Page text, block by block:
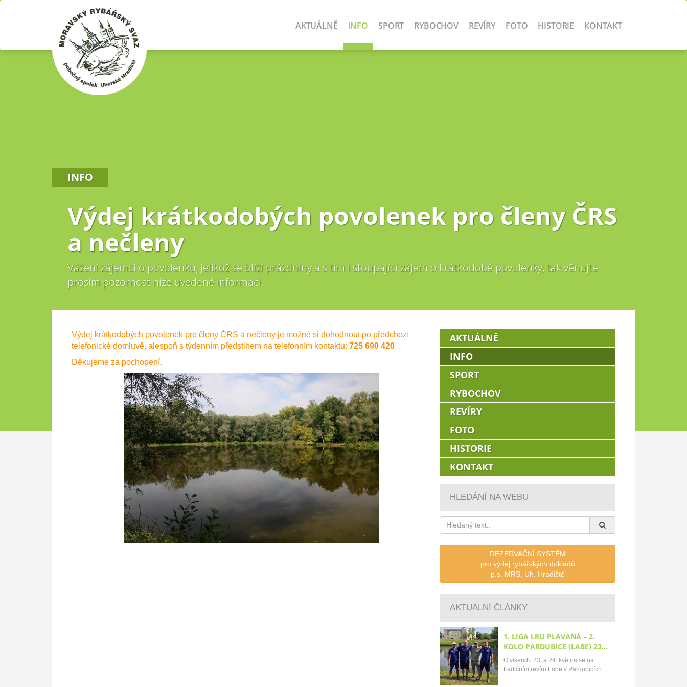
AKTUÁLNĚ INFO SPORT RYBOCHOV REVÍRY FOTO HISTORIE KONTAKT
INFO
Výdej krátkodobých povolenek pro členy ČRS
a nečleny
Vážení zájemci o povolenku, jelikož se blíží prázdniny a s tím i stoupající zájem o krátkodobé povolenky, tak věnujte
prosím pozornost níže uvedené informaci.
Výdej krátkodobých povolenek pro členy ČRS a nečleny je možné si dohodnout po předchozí
telefonické domluvě, alespoň s týdenním předstihem na telefonním kontaktu: 725 690 420
Děkujeme za pochopení.
AKTUÁLNĚ
INFO
SPORT
RYBOCHOV
REVÍRY
FOTO
HISTORIE
KONTAKT
HLEDÁNÍ NA WEBU
REZERVAČNÍ SYSTÉM
pro výdej rybářských dokladů
p.s. MRS, Uh. Hradiště
AKTUÁLNÍ ČLÁNKY
1. LIGA LRU PLAVANÁ – 2.
KOLO PARDUBICE (LABE) 23…
O víkendu 23. a 24. května se na
tradičním revíru Labe v Pardubicích…